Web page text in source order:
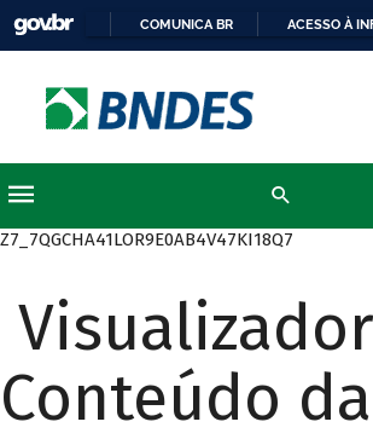
COMUNICA BR ACESSO À
Z7_7QGCHA41LOR9E0AB4V47KI18Q7
Conteúdo